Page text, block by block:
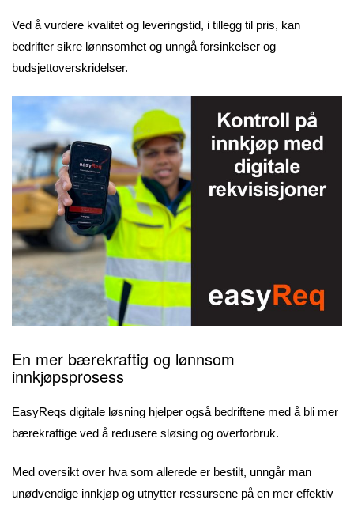
Ved å vurdere kvalitet og leveringstid, i tillegg til pris, kan
bedrifter sikre lønnsomhet og unngå forsinkelser og
budsjettoverskridelser.
En mer bærekraftig og lønnsom
innkjøpsprosess
EasyReqs digitale løsning hjelper også bedriftene med å bli mer
bærekraftige ved å redusere sløsing og overforbruk.
Med oversikt over hva som allerede er bestilt, unngår man
unødvendige innkjøp og utnytter ressursene på en mer effektiv